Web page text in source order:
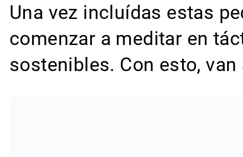
Una vez incluídas estas
comenzar a meditar en
sostenibles. Con esto,